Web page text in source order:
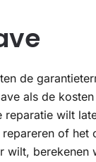
de
als de
reparatie wilt
of het
wilt, berekenen